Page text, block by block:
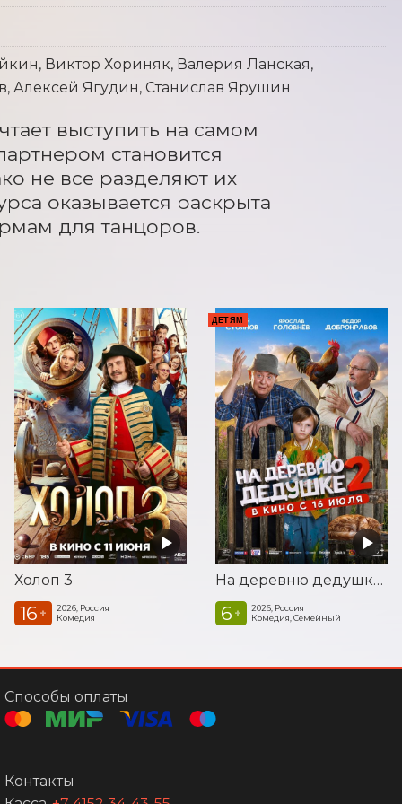
Виктор Хориняк, Валерия Ланская,
Алексей Ягудин, Станислав Ярушин
выступить на самом
становится
не все разделяют их
оказывается раскрыта
для танцоров.
Холоп 3
16 +
2026, Россия
Комедия
ДЕТЯМ
На деревню дедушке 2
6 +
2026, Россия
Комедия, Семейный
Способы оплаты
Контакты